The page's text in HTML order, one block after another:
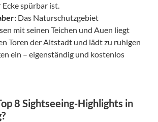
spürbar ist.
Das Naturschutzgebiet
mit seinen Teichen und Auen liegt
Toren der Altstadt und lädt zu ruhigen
ein – eigenständig und kostenlos
8 Sightseeing-Highlights in